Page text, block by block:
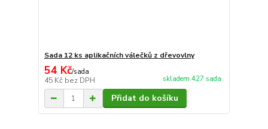
Sada 12 ks aplikačních válečků z dřevovlny
54 Kč/sada
45 Kč bez DPH skladem 427 sada
Přidat do košíku